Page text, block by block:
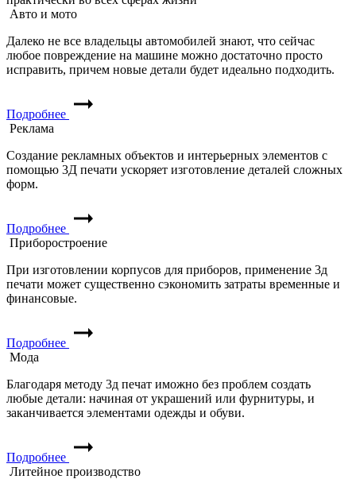
Авто и мото
Далеко не все владельцы автомобилей знают, что сейчас
любое повреждение на машине можно достаточно просто
исправить, причем новые детали будет идеально подходить.
Подробнее
Реклама
Создание рекламных объектов и интерьерных элементов с
помощью 3Д печати ускоряет изготовление деталей сложных
форм.
Подробнее
Приборостроение
При изготовлении корпусов для приборов, применение 3д
печати может существенно сэкономить затраты временные и
финансовые.
Подробнее
Мода
Благодаря методу 3д печат иможно без проблем создать
любые детали: начиная от украшений или фурнитуры, и
заканчивается элементами одежды и обуви.
Подробнее
Литейное производство